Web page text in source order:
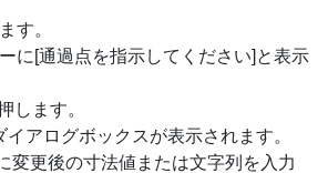
す。
に[通過点を指示してください]と表示
します。
イアログボックスが表示されます。
変更後の寸法値または文字列を入力